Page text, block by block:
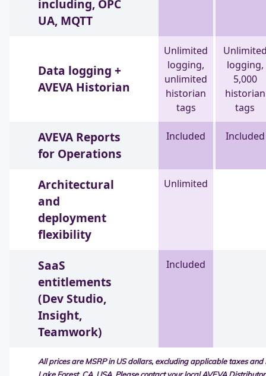
including, OPC
UA, MQTT
Data logging +
AVEVA Historian
Unlimited
logging,
unlimited
historian
tags
logging,
5,000
historian
tags
AVEVA Reports
for Operations
Included Included
Architectural
and
deployment
flexibility
Unlimited
SaaS
entitlements
(Dev Studio,
Insight,
Teamwork)
Included
All prices are MSRP in US dollars, excluding applicable taxes and
Lake Forest, CA, USA. Please contact your local AVEVA